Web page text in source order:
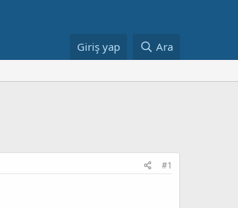
Giriş yap Ara
#1